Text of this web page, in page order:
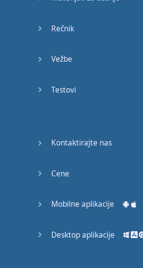
Rečnik
Vežbe
Testovi
Kontaktirajte nas
Cene
Mobilne aplikacije
Desktop aplikacije